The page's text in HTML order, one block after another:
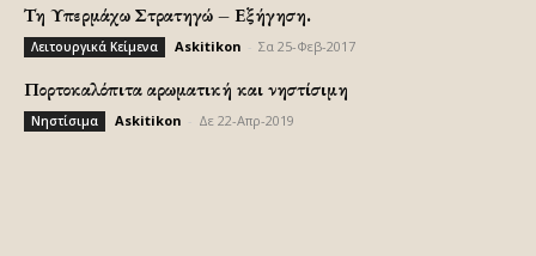
Τη Υπερμάχω Στρατηγώ – Εξήγηση.
Λειτουργικά Κείμενα Askitikon Σα 25-Φεβ-2017
Πορτοκαλόπιτα αρωματική και νηστίσιμη
Νηστίσιμα Askitikon Δε 22-Απρ-2019